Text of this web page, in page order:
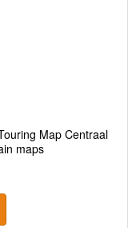
Map Centraal
maps